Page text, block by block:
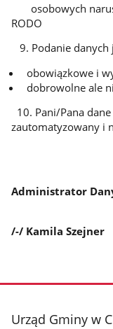
osobowych
RODO
9. Podanie danych
obowiązkowe i
dobrowolne ale
10. Pani/Pana
zautomatyzowany i
Administrator
/-/ Kamila Szejner
stopka
Urząd Gminy w